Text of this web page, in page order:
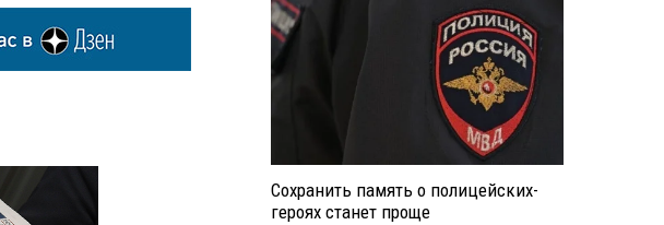
Сохранить память о полицейских-
героях станет проще